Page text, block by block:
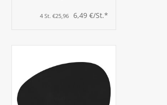
4 St. €25,96 6,49 €/St.*